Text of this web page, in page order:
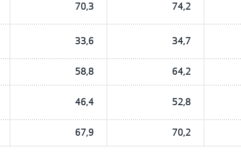
70,3 74,2
33,6 34,7
58,8 64,2
46,4 52,8
67,9 70,2